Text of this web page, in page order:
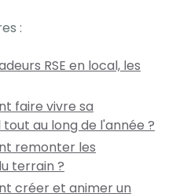
:
RSE en local, les
faire vivre sa
au long de l'année ?
remonter les
terrain ?
créer et animer un